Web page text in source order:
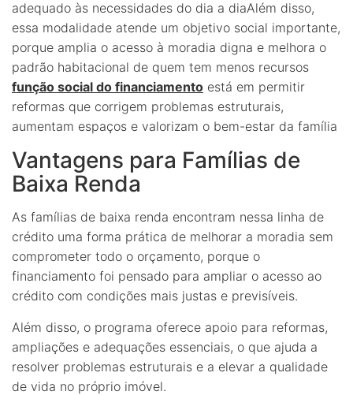
adequado às necessidades do dia a diaAlém disso,
essa modalidade atende um objetivo social importante,
porque amplia o acesso à moradia digna e melhora o
padrão habitacional de quem tem menos recursos
função social do financiamento está em permitir
reformas que corrigem problemas estruturais,
aumentam espaços e valorizam o bem-estar da família
Vantagens para Famílias de
Baixa Renda
As famílias de baixa renda encontram nessa linha de
crédito uma forma prática de melhorar a moradia sem
comprometer todo o orçamento, porque o
financiamento foi pensado para ampliar o acesso ao
crédito com condições mais justas e previsíveis.
Além disso, o programa oferece apoio para reformas,
ampliações e adequações essenciais, o que ajuda a
resolver problemas estruturais e a elevar a qualidade
de vida no próprio imóvel.